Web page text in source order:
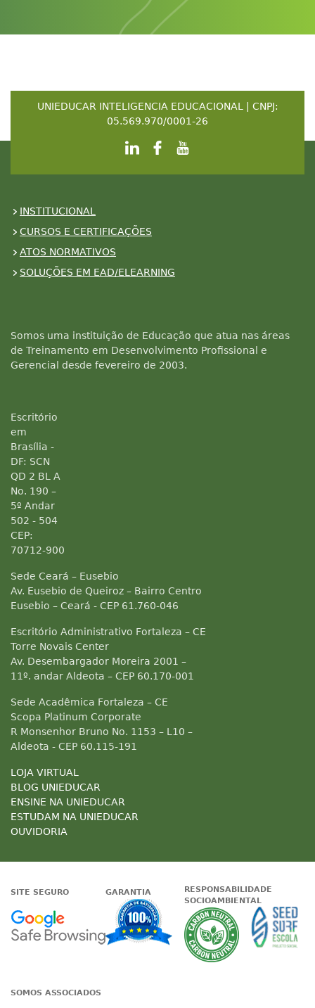
UNIEDUCAR INTELIGENCIA EDUCACIONAL | CNPJ:
05.569.970/0001-26
INSTITUCIONAL
CURSOS E CERTIFICAÇÕES
ATOS NORMATIVOS
SOLUÇÕES EM EAD/ELEARNING
Somos uma instituição de Educação que atua nas áreas
de Treinamento em Desenvolvimento Profissional e
Gerencial desde fevereiro de 2003.
Escritório
em
Brasília -
DF: SCN
QD 2 BL A
No. 190 –
5º Andar
502 - 504
CEP:
70712-900
Sede Ceará – Eusebio
Av. Eusebio de Queiroz – Bairro Centro
Eusebio – Ceará - CEP 61.760-046
Escritório Administrativo Fortaleza – CE
Torre Novais Center
Av. Desembargador Moreira 2001 –
11º. andar Aldeota – CEP 60.170-001
Sede Acadêmica Fortaleza – CE
Scopa Platinum Corporate
R Monsenhor Bruno No. 1153 – L10 –
Aldeota - CEP 60.115-191
LOJA VIRTUAL
BLOG UNIEDUCAR
ENSINE NA UNIEDUCAR
ESTUDAM NA UNIEDUCAR
OUVIDORIA
SITE SEGURO
Google - Status do site no
GARANTIA
Garantia de
RESPONSABILIDADE
SOCIOAMBIENTAL
A
SOMOS ASSOCIADOS